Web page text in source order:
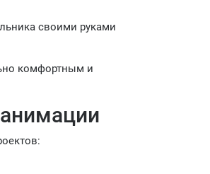
своими руками
комфортным и